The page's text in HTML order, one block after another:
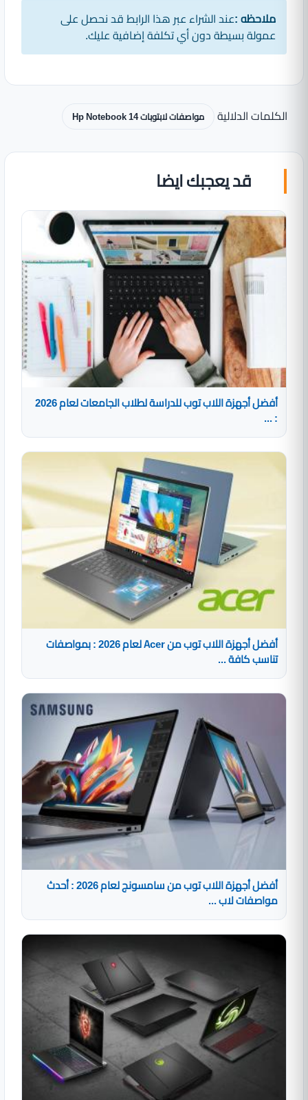
ملاحظه :عند الشراء عبر هذا الرابط قد نحصل على
عمولة بسيطة دون أي تكلفة إضافية عليك.
الكلمات الدلالية مواصفات لابتوبات Hp Notebook 14
قد يعجبك ايضا
أفضل أجهزة اللاب توب للدراسة لطلاب الجامعات لعام 2026
: ...
أفضل أجهزة اللاب توب من Acer لعام 2026 : بمواصفات
تناسب كافة ...
أفضل أجهزة اللاب توب من سامسونج لعام 2026 : أحدث
مواصفات لاب ...